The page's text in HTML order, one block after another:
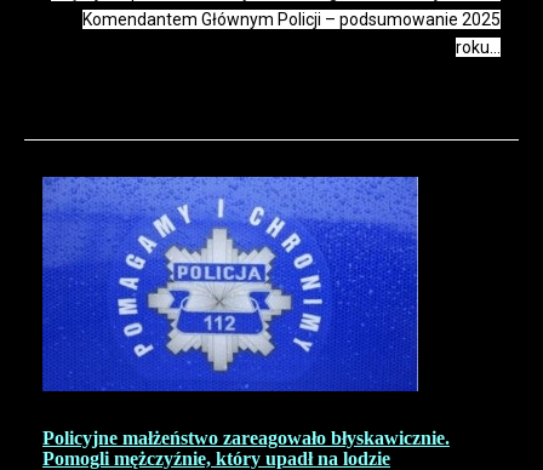
Komendantem Głównym Policji – podsumowanie 2025
roku...
Policyjne małżeństwo zareagowało błyskawicznie.
Pomogli mężczyźnie, który upadł na lodzie